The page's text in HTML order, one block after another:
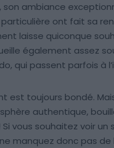
son ambiance
ont fait sa
laisse quiconque
également assez
qui passent parfois à
est toujours bondé.
authentique,
Si vous souhaitez voir
manquez donc pas